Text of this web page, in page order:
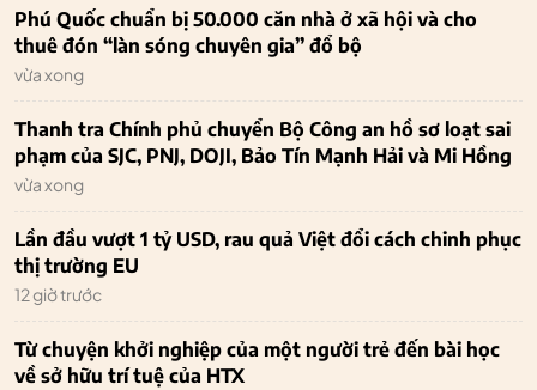
Phú Quốc chuẩn bị 50.000 căn nhà ở xã hội và cho
thuê đón “làn sóng chuyên gia” đổ bộ
vừa xong
Thanh tra Chính phủ chuyển Bộ Công an hồ sơ loạt sai
phạm của SJC, PNJ, DOJI, Bảo Tín Mạnh Hải và Mi Hồng
vừa xong
Lần đầu vượt 1 tỷ USD, rau quả Việt đổi cách chinh phục
thị trường EU
12 giờ trước
Từ chuyện khởi nghiệp của một người trẻ đến bài học
về sở hữu trí tuệ của HTX